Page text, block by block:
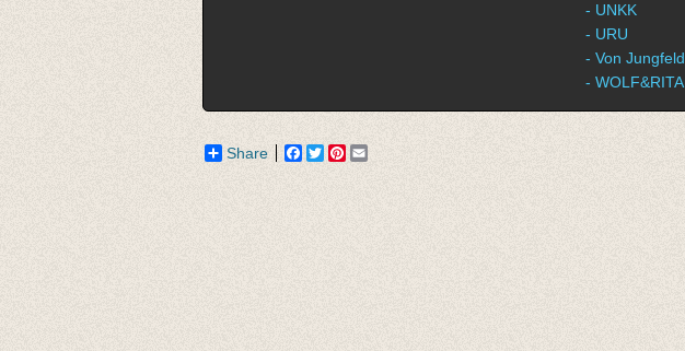
- UNKK
- URU
- Von Jungfeld
- WOLF&RITA
Share Facebook
TwitterPinterest